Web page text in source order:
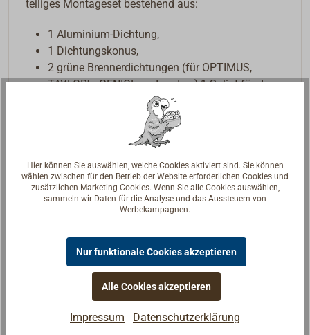
teiliges Montageset bestehend aus:
1 Aluminium-Dichtung,
1 Dichtungskonus,
2 grüne Brennerdichtungen (für OPTIMUS,
TAYLOR's, GENIOL und andere),1 Splint für das
Brennkissen für das Brennschälchen,
Bedienungs- und Montageanleitung.
Da es gelegentlich zu Undichtigkeiten durch
Montagefehler am Petroleumbrenner kommt,
möchten wir an dieser Stelle nochmals darauf
hinweisen, dass bei Arbeiten am Brenner immer
richtigen Einbaulage montiert ist.
Weiter unten auf dieser Seite finden Sie unter
„Download“ eine PDF-Datei, in der die korrekte
Montage des Spindelringes beschrieben ist.
Hier können Sie auswählen, welche Cookies aktiviert sind. Sie können
wählen zwischen für den Betrieb der Website erforderlichen Cookies und
zusätzlichen Marketing-Cookies. Wenn Sie alle Cookies auswählen,
sammeln wir Daten für die Analyse und das Aussteuern von
Werbekampagnen.
Nur funktionale Cookies akzeptieren
Alle Cookies akzeptieren
Impressum Datenschutzerklärung